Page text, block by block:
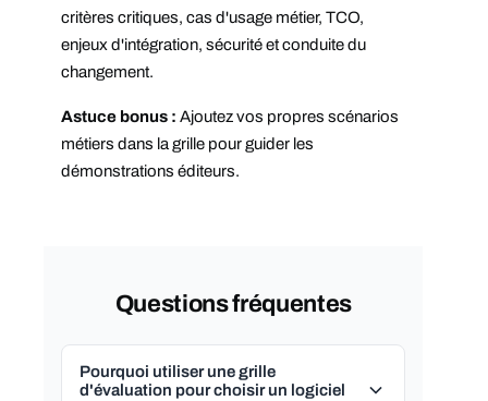
critères critiques, cas d'usage métier, TCO,
enjeux d'intégration, sécurité et conduite du
changement.
Astuce bonus : Ajoutez vos propres scénarios
métiers dans la grille pour guider les
démonstrations éditeurs.
Questions fréquentes
Pourquoi utiliser une grille
d'évaluation pour choisir un logiciel